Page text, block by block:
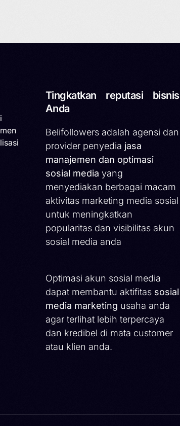
Tingkatkan reputasi bisnis
Anda
Belifollowers adalah agensi dan
provider penyedia jasa
manajemen dan optimasi
sosial media yang
menyediakan berbagai macam
aktivitas marketing media sosial
untuk meningkatkan
popularitas dan visibilitas akun
sosial media anda
Optimasi akun sosial media
dapat membantu aktifitas sosial
media marketing usaha anda
agar terlihat lebih terpercaya
dan kredibel di mata customer
atau klien anda.